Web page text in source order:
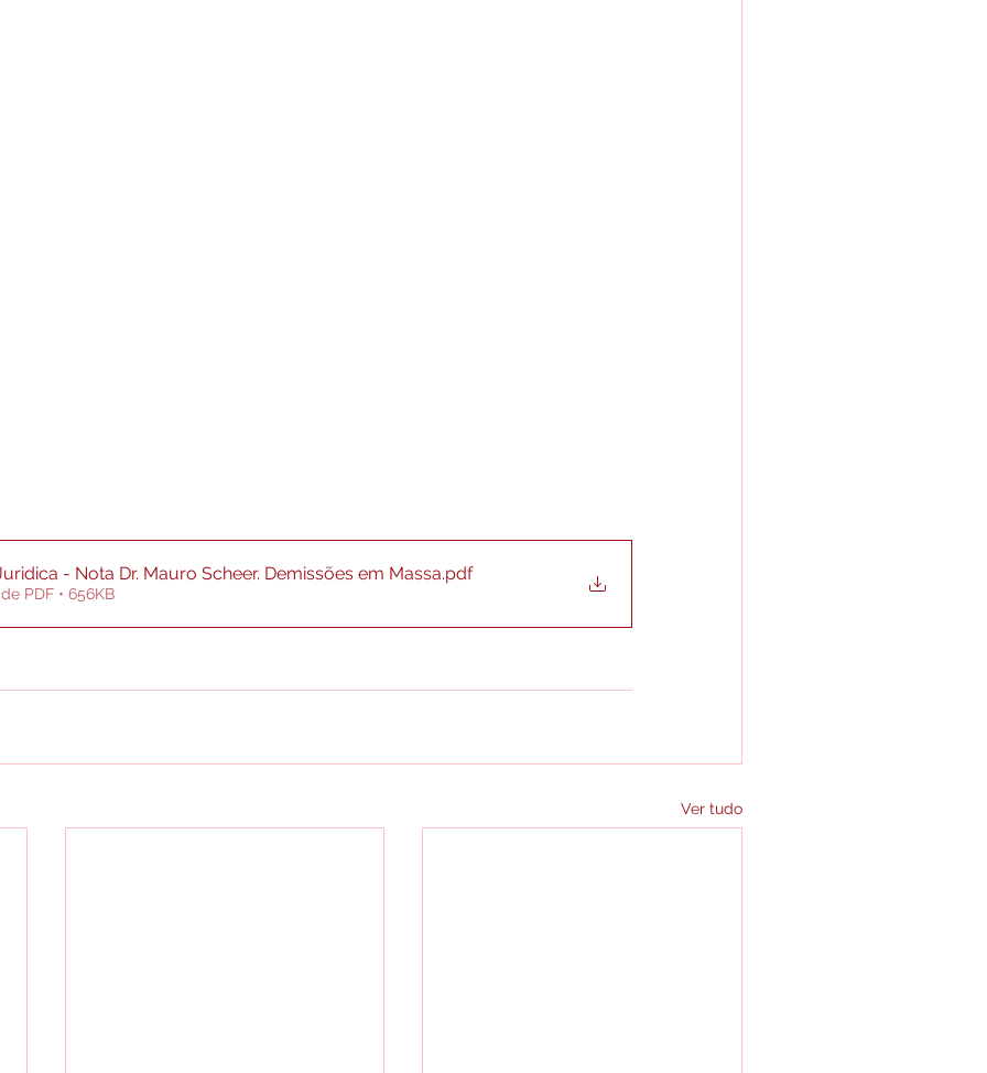
- Nota Dr. Mauro Scheer. Demissões em Massa.pdf
PDF • 656KB
Ver tudo